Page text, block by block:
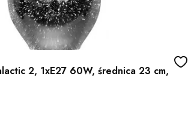
2, 1xE27 60W, średnica 23 cm,